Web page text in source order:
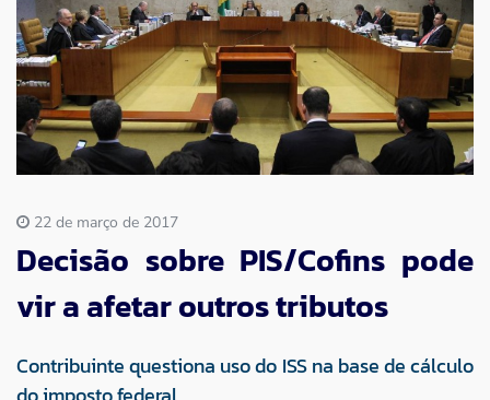
Imprensa
Contato
22 de março de 2017
Decisão sobre PIS/Cofins pode
vir a afetar outros tributos
Contribuinte questiona uso do ISS na base de cálculo